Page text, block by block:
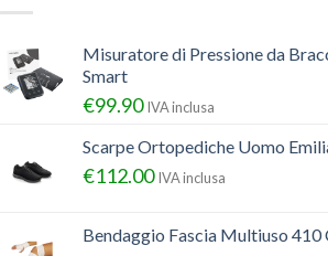
Misuratore di Pressione da
Smart
€99.90 IVA inclusa
Scarpe Ortopediche Uomo
€112.00 IVA inclusa
Bendaggio Fascia Multiuso 410